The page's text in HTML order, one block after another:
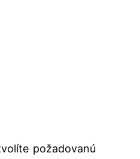
požadovanú